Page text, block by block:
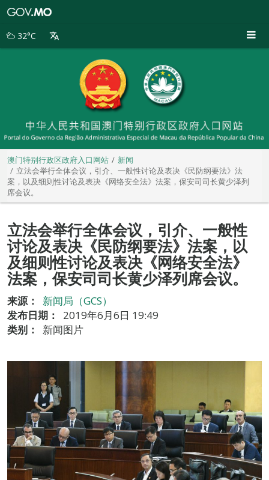
别
32°C
澳门特别行政区政府入口网站
新闻
立法会举行全体会议，引介、一般性讨论及表决《民防纲要法》法
案，以及细则性讨论及表决《网络安全法》法案，保安司司长黄少泽列
席会议。
立法会举行全体会议，引介、一般性
讨论及表决《民防纲要法》法案，以
及细则性讨论及表决《网络安全法》
法案，保安司司长黄少泽列席会议。
来源：
新闻局（GCS）
发布日期：
2019年6月6日 19:49
类别：
新闻图片